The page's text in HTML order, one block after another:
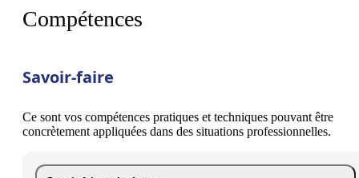
Compétences
Savoir-faire
Ce sont vos compétences pratiques et techniques pouvant être
concrètement appliquées dans des situations professionnelles.